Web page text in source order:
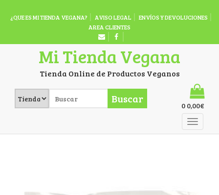
¿QUE ES MI TIENDA VEGANA? AVISO LEGAL
ENVÍOS Y DEVOLUCIONES
AREA CLIENTES
Mi Tienda Vegana
Tienda Online de Productos Veganos
Buscar
0 0,00€